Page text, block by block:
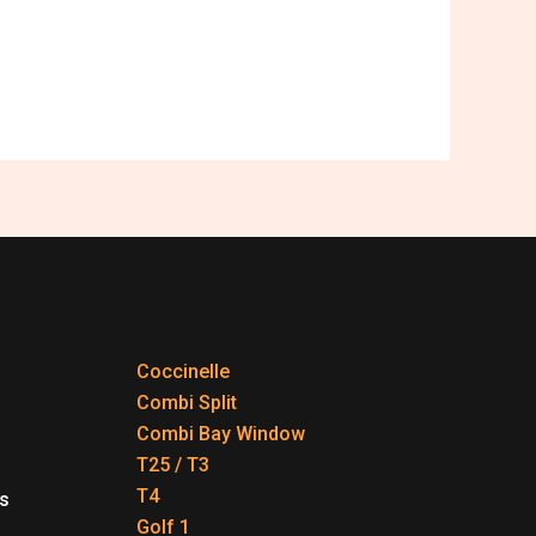
Coccinelle
Combi Split
Combi Bay Window
T25 / T3
T4
Golf 1